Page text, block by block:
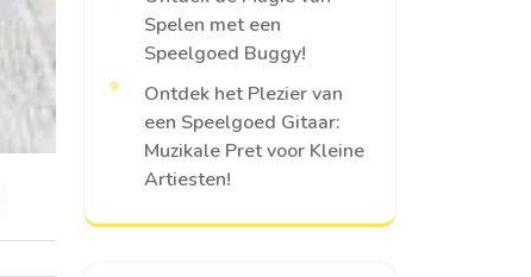
Spelen met een
Speelgoed Buggy!
Ontdek het Plezier van
een Speelgoed Gitaar:
Muzikale Pret voor Kleine
Artiesten!